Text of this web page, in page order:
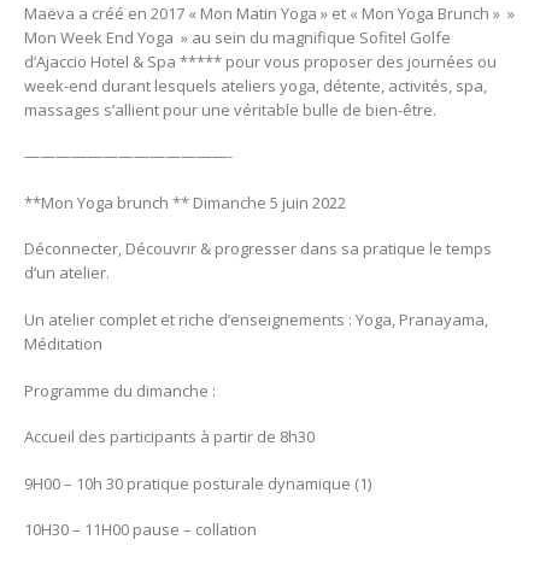
Maëva a créé en 2017 « Mon Matin Yoga » et « Mon Yoga Brunch » »
Mon Week End Yoga » au sein du magnifique Sofitel Golfe
d’Ajaccio Hotel & Spa ***** pour vous proposer des journées ou
week-end durant lesquels ateliers yoga, détente, activités, spa,
massages s’allient pour une véritable bulle de bien-être.
—————————————-
**Mon Yoga brunch ** Dimanche 5 juin 2022
Déconnecter, Découvrir & progresser dans sa pratique le temps
d’un atelier.
Un atelier complet et riche d’enseignements : Yoga, Pranayama,
Méditation
Programme du dimanche :
Accueil des participants à partir de 8h30
9H00 – 10h 30 pratique posturale dynamique (1)
10H30 – 11H00 pause – collation